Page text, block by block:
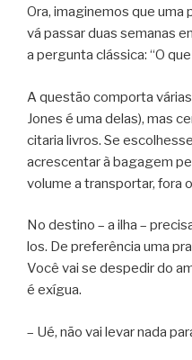
Ora, imaginemos que uma
vá passar duas semanas
a pergunta clássica: “O
A questão comporta
Jones é uma delas), mas
citaria livros. Se
acrescentar à bagagem
volume a transportar, fora
No destino – a ilha –
los. De preferência uma
Você vai se despedir do
é exígua.
– Ué, não vai levar nada